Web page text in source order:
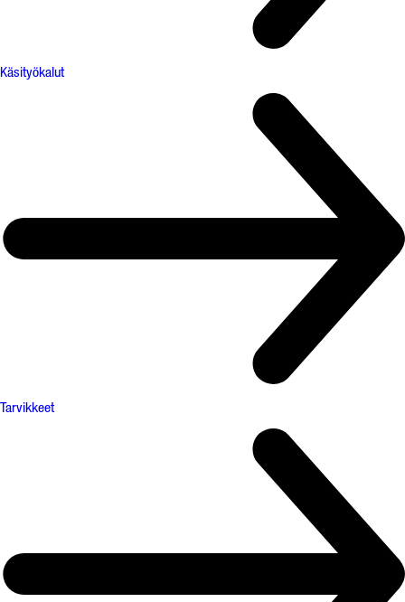
Käsityökalut
Tarvikkeet